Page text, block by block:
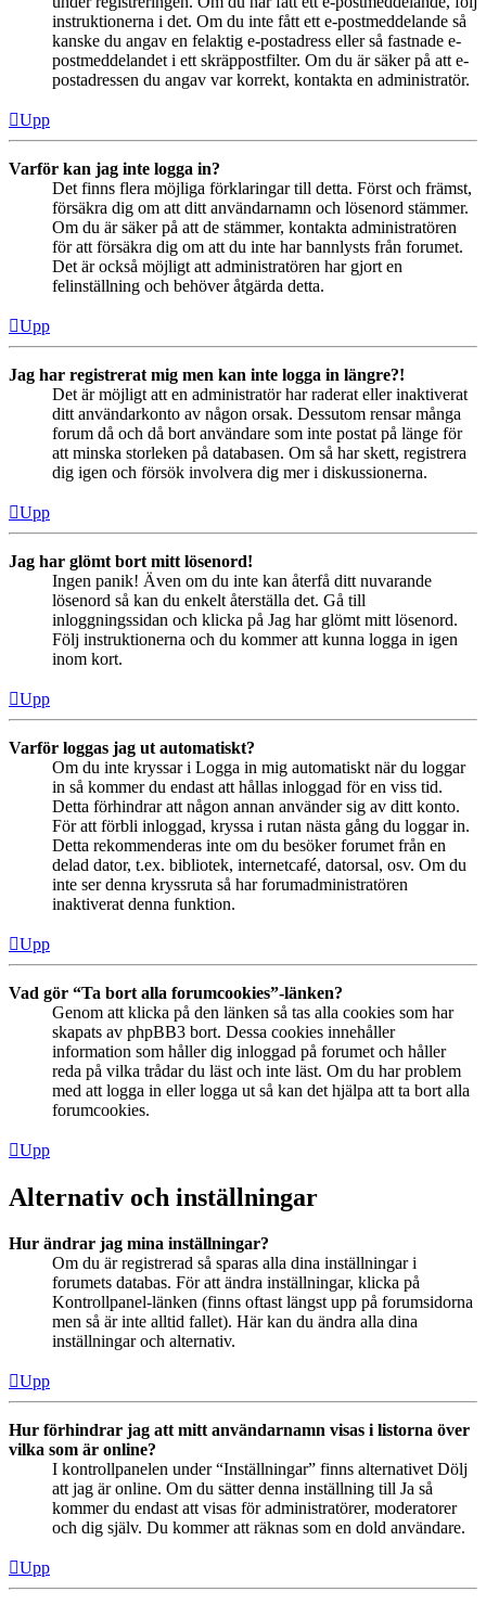
instruktionerna i det. Om du inte fått ett e-postmeddelande så
kanske du angav en felaktig e-postadress eller så fastnade e-
postmeddelandet i ett skräppostfilter. Om du är säker på att e-
postadressen du angav var korrekt, kontakta en administratör.
Upp
Varför kan jag inte logga in?
Det finns flera möjliga förklaringar till detta. Först och främst,
försäkra dig om att ditt användarnamn och lösenord stämmer.
Om du är säker på att de stämmer, kontakta administratören
för att försäkra dig om att du inte har bannlysts från forumet.
Det är också möjligt att administratören har gjort en
felinställning och behöver åtgärda detta.
Upp
Jag har registrerat mig men kan inte logga in längre?!
Det är möjligt att en administratör har raderat eller inaktiverat
ditt användarkonto av någon orsak. Dessutom rensar många
forum då och då bort användare som inte postat på länge för
att minska storleken på databasen. Om så har skett, registrera
dig igen och försök involvera dig mer i diskussionerna.
Upp
Jag har glömt bort mitt lösenord!
Ingen panik! Även om du inte kan återfå ditt nuvarande
lösenord så kan du enkelt återställa det. Gå till
inloggningssidan och klicka på Jag har glömt mitt lösenord.
Följ instruktionerna och du kommer att kunna logga in igen
inom kort.
Upp
Varför loggas jag ut automatiskt?
Om du inte kryssar i Logga in mig automatiskt när du loggar
in så kommer du endast att hållas inloggad för en viss tid.
Detta förhindrar att någon annan använder sig av ditt konto.
För att förbli inloggad, kryssa i rutan nästa gång du loggar in.
Detta rekommenderas inte om du besöker forumet från en
delad dator, t.ex. bibliotek, internetcafé, datorsal, osv. Om du
inte ser denna kryssruta så har forumadministratören
inaktiverat denna funktion.
Upp
Vad gör “Ta bort alla forumcookies”-länken?
Genom att klicka på den länken så tas alla cookies som har
skapats av phpBB3 bort. Dessa cookies innehåller
information som håller dig inloggad på forumet och håller
reda på vilka trådar du läst och inte läst. Om du har problem
med att logga in eller logga ut så kan det hjälpa att ta bort alla
forumcookies.
Upp
Alternativ och inställningar
Hur ändrar jag mina inställningar?
Om du är registrerad så sparas alla dina inställningar i
forumets databas. För att ändra inställningar, klicka på
Kontrollpanel-länken (finns oftast längst upp på forumsidorna
men så är inte alltid fallet). Här kan du ändra alla dina
inställningar och alternativ.
Upp
Hur förhindrar jag att mitt användarnamn visas i listorna över
vilka som är online?
I kontrollpanelen under “Inställningar” finns alternativet Dölj
att jag är online. Om du sätter denna inställning till Ja så
kommer du endast att visas för administratörer, moderatorer
och dig själv. Du kommer att räknas som en dold användare.
Upp